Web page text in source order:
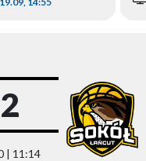
| 11:14